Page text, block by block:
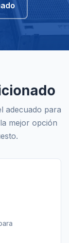
adecuado para
mejor opción